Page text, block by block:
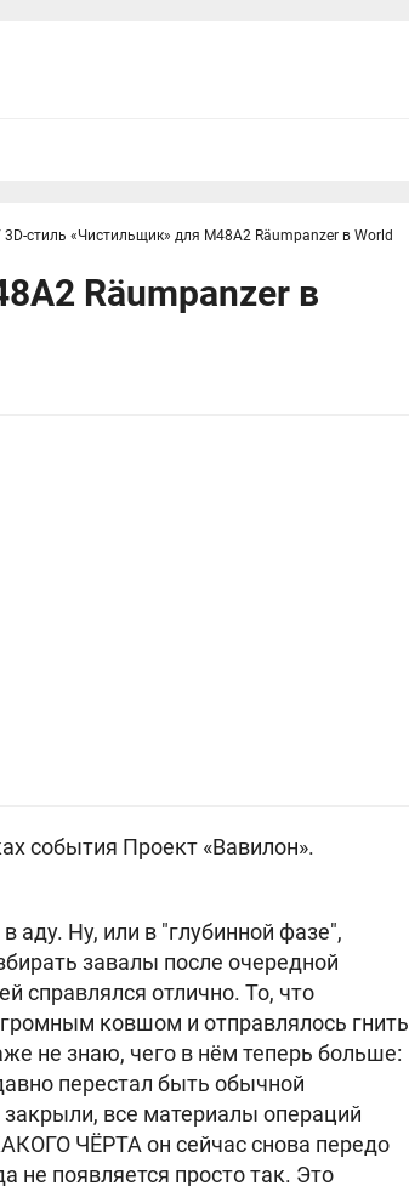
3D-стиль «Чистильщик» для M48A2 Räumpanzer в World
Räumpanzer в
события Проект «Вавилон».
аду. Ну, или в "глубинной фазе",
завалы после очередной
справлялся отлично. То, что
ковшом и отправлялось гнить
не знаю, чего в нём теперь больше:
перестал быть обычной
все материалы операций
ЧЁРТА он сейчас снова передо
не появляется просто так. Это